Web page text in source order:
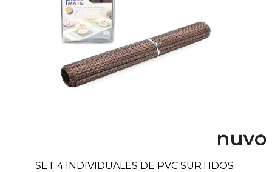
SET 4 INDIVIDUALES DE PVC SURTIDOS